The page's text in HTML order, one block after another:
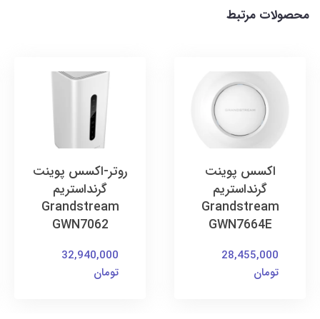
محصولات مرتبط
اکسس پوینت
گرنداستریم
Grandstream
GWN7664E
28,455,000
تومان
روتر-اکسس پوینت
گرنداستریم
Grandstream
GWN7062
32,940,000
تومان